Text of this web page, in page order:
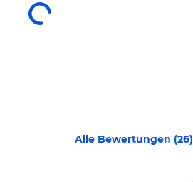
Alle Bewertungen (26)